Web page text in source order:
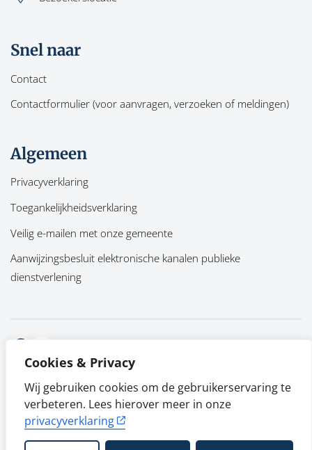
Cookies & Privacy
Wij gebruiken cookies om de gebruikerservaring te
verbeteren. Lees hierover meer in onze
privacyverklaring
Snel naar
Contact
Contactformulier (voor aanvragen, verzoeken of meldingen)
Algemeen
Privacyverklaring
Toegankelijkheidsverklaring
Veilig e-mailen met onze gemeente
Aanwijzingsbesluit elektronische kanalen publieke
dienstverlening
Facebook